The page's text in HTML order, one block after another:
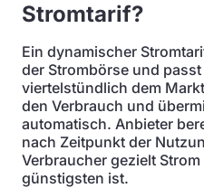
Stromtarif?
Ein dynamischer
der Strombörse und
viertelstündlich dem
den Verbrauch und
automatisch. Anbieter
nach Zeitpunkt der
Verbraucher gezielt
günstigsten ist.